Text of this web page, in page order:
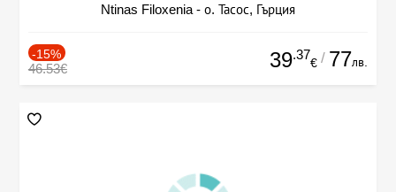
Ntinas Filoxenia - о. Тасос, Гърция
-15%
46.53€ 39.37
€ / 77лв.